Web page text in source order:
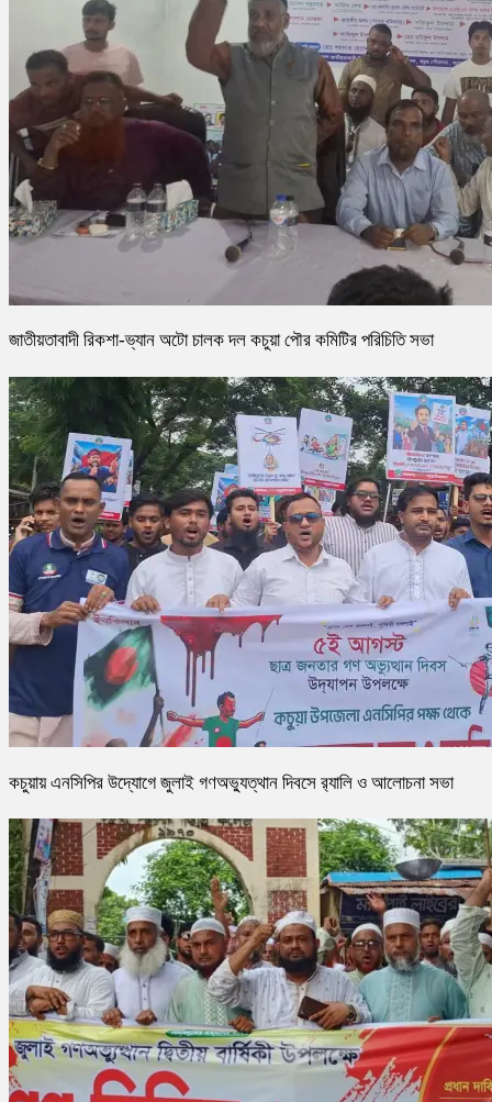
জাতীয়তাবাদী রিকশা-ভ্যান অটো চালক দল কচুয়া পৌর কমিটির পরিচিতি সভা
কচুয়ায় এনসিপির উদ্যোগে জুলাই গণঅভ্যুত্থান দিবসে র‌্যালি ও আলোচনা সভা